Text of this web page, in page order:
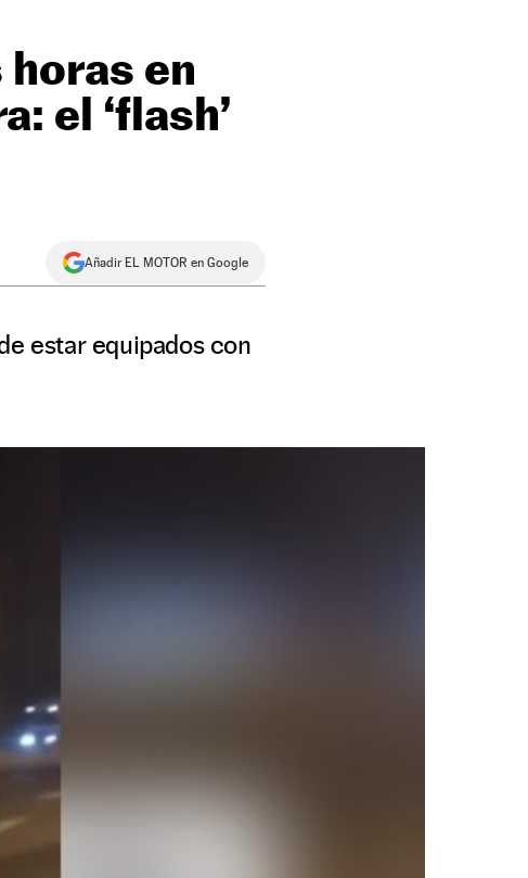
en
el ‘flash’
Añadir EL MOTOR en Google
estar equipados con